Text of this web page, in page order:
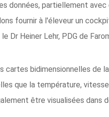
données, partiellement
fournir à l'éleveur un
Dr Heiner Lehr, PDG de
bidimensionnelles de
que la température,
être visualisées dans